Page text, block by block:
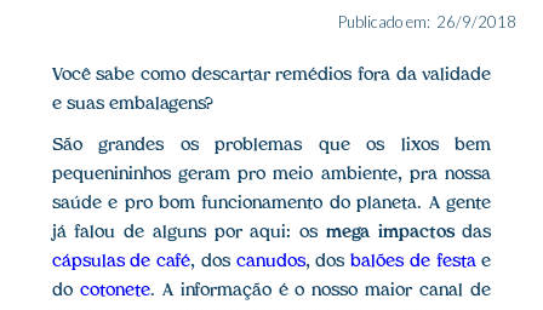
Publicado em: 26/9/2018
Você sabe como descartar remédios fora da validade
e suas embalagens?
São grandes os problemas que os lixos bem
pequenininhos geram pro meio ambiente, pra nossa
saúde e pro bom funcionamento do planeta. A gente
já falou de alguns por aqui: os mega impactosdas
cápsulas de café, dos canudos, dosbalões de festae
do cotonete. A informação é o nosso maior canal de